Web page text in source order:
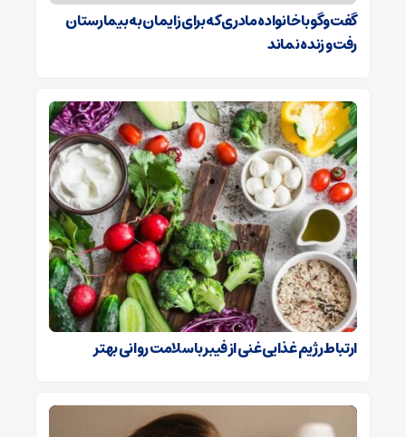
گفت‌وگو با خانواده مادری که برای زایمان به بیمارستان
رفت و زنده نماند
ارتباط رژیم غذایی غنی از فیبر با سلامت روانی بهتر